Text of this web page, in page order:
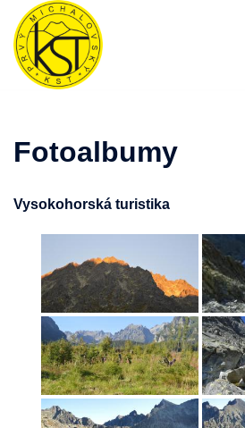
Preskočiť
obsah
Fotoalbumy
Vysokohorská turistika